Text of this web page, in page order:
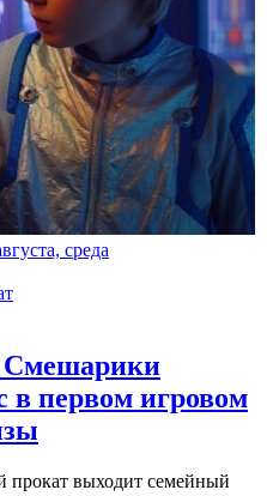
среда
Смешарики
в первом игровом
прокат выходит семейный